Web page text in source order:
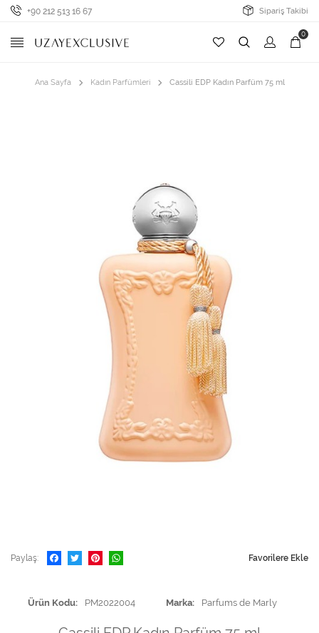
+90 212 513 16 67 Sipariş Takibi
0
Ana Sayfa Kadın Parfümleri Cassili EDP Kadın Parfüm 75 ml
Paylaş Favorilere Ekle
Ürün Kodu PM2022004 Marka Parfums de Marly